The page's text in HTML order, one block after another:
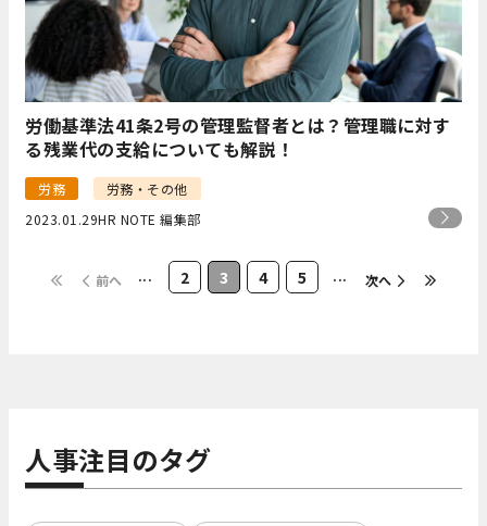
労働基準法41条2号の管理監督者とは？管理職に対す
る残業代の支給についても解説！
労務
労務・その他
2023.01.29HR NOTE 編集部
前へ ... 2 3 4 5 ... 次へ
人事注目のタグ